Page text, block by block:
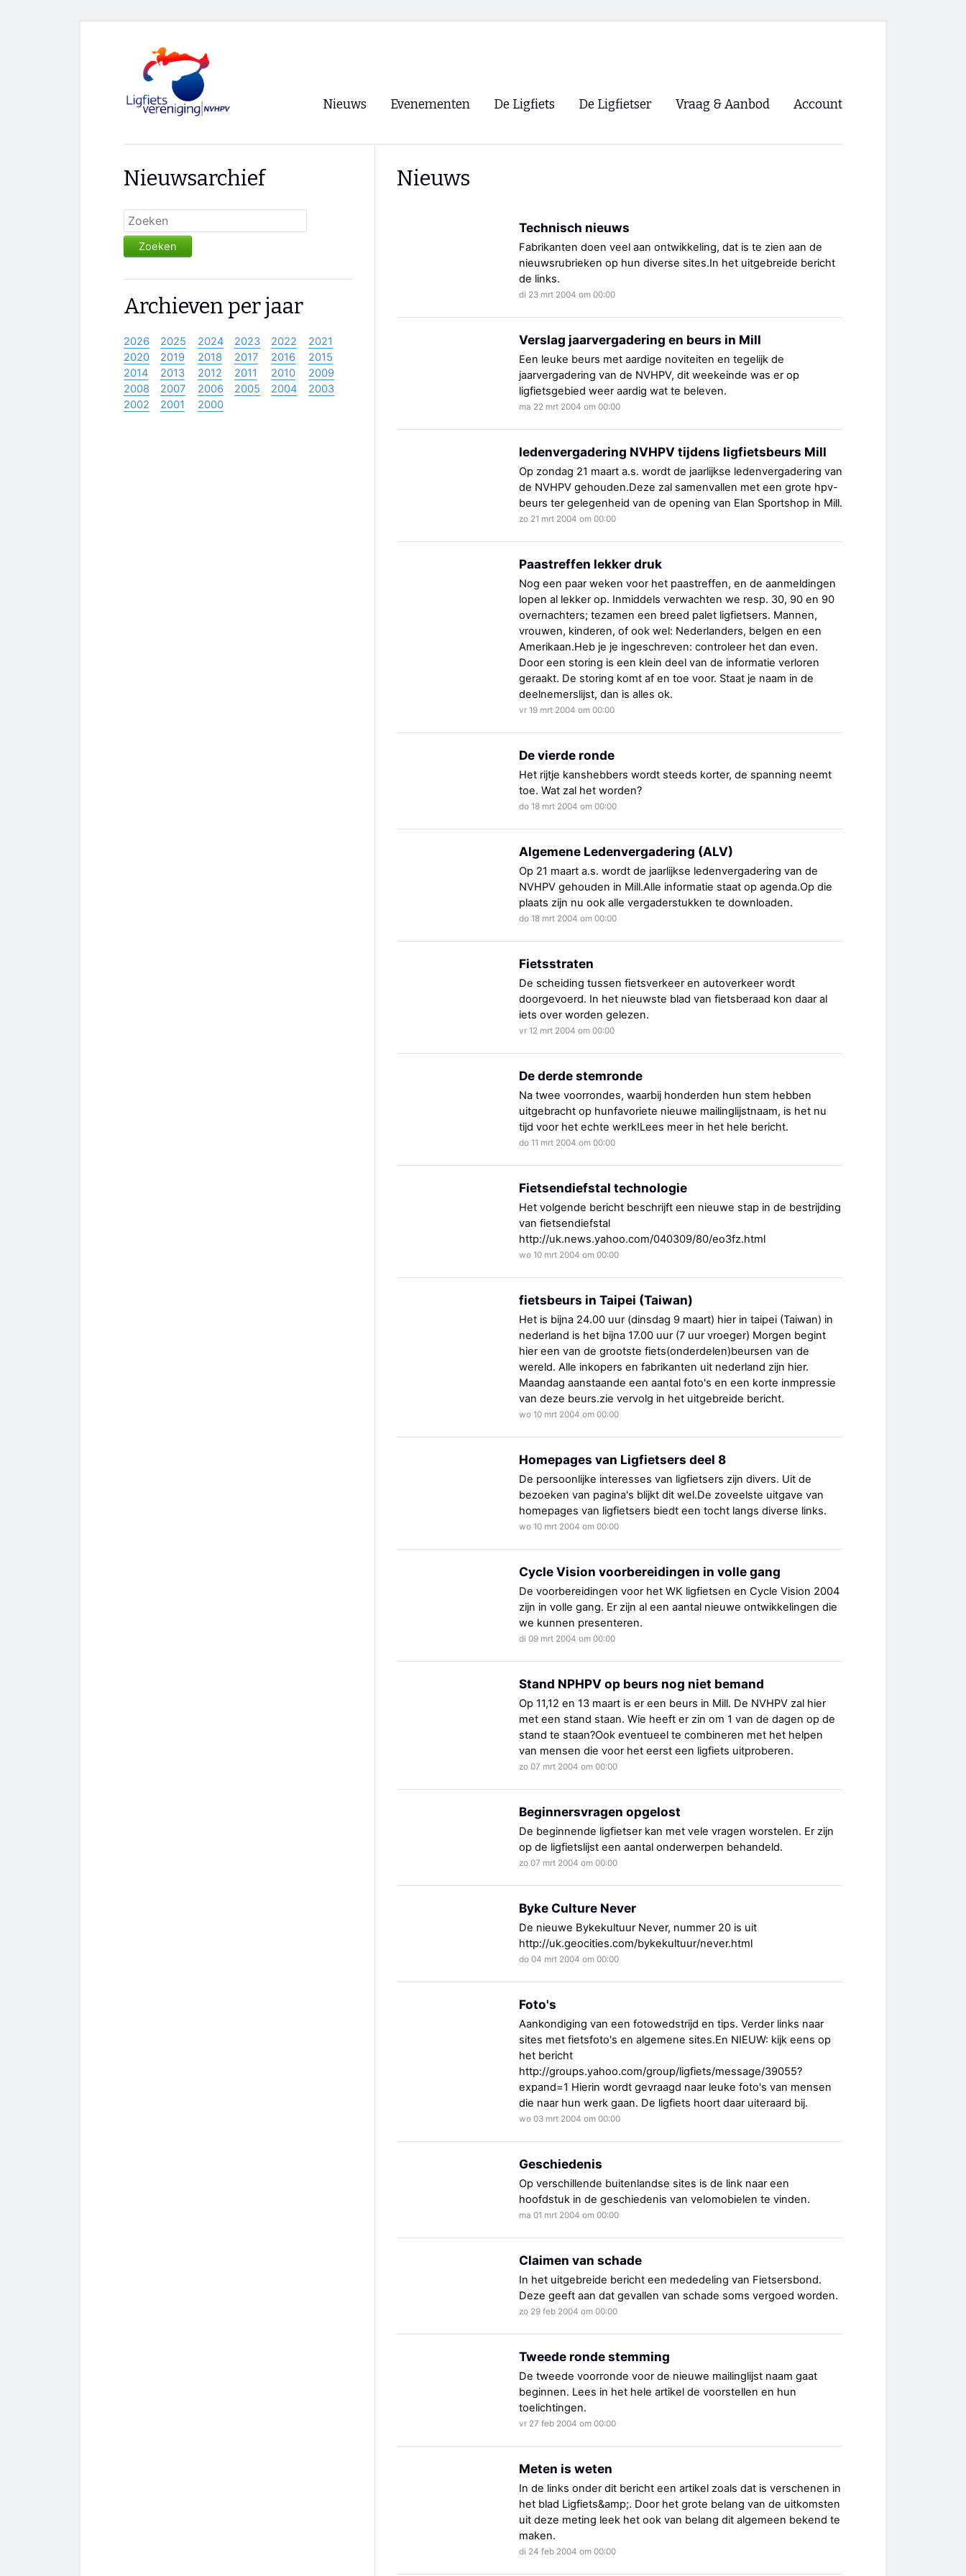
Nieuws Evenementen De Ligfiets De Ligfietser
Lokale Fietsverenigingen
Vraag & Aanbod Account
Nieuws
Technisch nieuws
Fabrikanten doen veel aan ontwikkeling, dat is te zien aan de
nieuwsrubrieken op hun diverse sites.In het uitgebreide bericht
de links.
di 23 mrt 2004 om 00:00
Verslag jaarvergadering en beurs in Mill
Een leuke beurs met aardige noviteiten en tegelijk de
jaarvergadering van de NVHPV, dit weekeinde was er op
ligfietsgebied weer aardig wat te beleven.
ma 22 mrt 2004 om 00:00
ledenvergadering NVHPV tijdens ligfietsbeurs Mill
Op zondag 21 maart a.s. wordt de jaarlijkse ledenvergadering van
de NVHPV gehouden.Deze zal samenvallen met een grote hpv-
beurs ter gelegenheid van de opening van Elan Sportshop in Mill.
zo 21 mrt 2004 om 00:00
Paastreffen lekker druk
Nog een paar weken voor het paastreffen, en de aanmeldingen
lopen al lekker op. Inmiddels verwachten we resp. 30, 90 en 90
overnachters; tezamen een breed palet ligfietsers. Mannen,
vrouwen, kinderen, of ook wel: Nederlanders, belgen en een
Amerikaan.Heb je je ingeschreven: controleer het dan even.
Door een storing is een klein deel van de informatie verloren
geraakt. De storing komt af en toe voor. Staat je naam in de
deelnemerslijst, dan is alles ok.
vr 19 mrt 2004 om 00:00
De vierde ronde
Het rijtje kanshebbers wordt steeds korter, de spanning neemt
toe. Wat zal het worden?
do 18 mrt 2004 om 00:00
Algemene Ledenvergadering (ALV)
Op 21 maart a.s. wordt de jaarlijkse ledenvergadering van de
NVHPV gehouden in Mill.Alle informatie staat op agenda.Op die
plaats zijn nu ook alle vergaderstukken te downloaden.
do 18 mrt 2004 om 00:00
Fietsstraten
De scheiding tussen fietsverkeer en autoverkeer wordt
doorgevoerd. In het nieuwste blad van fietsberaad kon daar al
iets over worden gelezen.
vr 12 mrt 2004 om 00:00
De derde stemronde
Na twee voorrondes, waarbij honderden hun stem hebben
uitgebracht op hunfavoriete nieuwe mailinglijstnaam, is het nu
tijd voor het echte werk!Lees meer in het hele bericht.
do 11 mrt 2004 om 00:00
Fietsendiefstal technologie
Het volgende bericht beschrijft een nieuwe stap in de bestrijding
van fietsendiefstal
http://uk.news.yahoo.com/040309/80/eo3fz.html
wo 10 mrt 2004 om 00:00
fietsbeurs in Taipei (Taiwan)
Het is bijna 24.00 uur (dinsdag 9 maart) hier in taipei (Taiwan) in
nederland is het bijna 17.00 uur (7 uur vroeger) Morgen begint
hier een van de grootste fiets(onderdelen)beursen van de
wereld. Alle inkopers en fabrikanten uit nederland zijn hier.
Maandag aanstaande een aantal foto's en een korte inmpressie
van deze beurs.zie vervolg in het uitgebreide bericht.
wo 10 mrt 2004 om 00:00
Homepages van Ligfietsers deel 8
De persoonlijke interesses van ligfietsers zijn divers. Uit de
bezoeken van pagina's blijkt dit wel.De zoveelste uitgave van
homepages van ligfietsers biedt een tocht langs diverse links.
wo 10 mrt 2004 om 00:00
Cycle Vision voorbereidingen in volle gang
De voorbereidingen voor het WK ligfietsen en Cycle Vision 2004
zijn in volle gang. Er zijn al een aantal nieuwe ontwikkelingen die
we kunnen presenteren.
di 09 mrt 2004 om 00:00
Stand NPHPV op beurs nog niet bemand
Op 11,12 en 13 maart is er een beurs in Mill. De NVHPV zal hier
met een stand staan. Wie heeft er zin om 1 van de dagen op de
stand te staan?Ook eventueel te combineren met het helpen
van mensen die voor het eerst een ligfiets uitproberen.
zo 07 mrt 2004 om 00:00
Beginnersvragen opgelost
De beginnende ligfietser kan met vele vragen worstelen. Er zijn
op de ligfietslijst een aantal onderwerpen behandeld.
zo 07 mrt 2004 om 00:00
Byke Culture Never
De nieuwe Bykekultuur Never, nummer 20 is uit
http://uk.geocities.com/bykekultuur/never.html
do 04 mrt 2004 om 00:00
Foto's
Aankondiging van een fotowedstrijd en tips. Verder links naar
sites met fietsfoto's en algemene sites.En NIEUW: kijk eens op
het bericht
http://groups.yahoo.com/group/ligfiets/message/39055?
expand=1 Hierin wordt gevraagd naar leuke foto's van mensen
die naar hun werk gaan. De ligfiets hoort daar uiteraard bij.
wo 03 mrt 2004 om 00:00
Geschiedenis
Op verschillende buitenlandse sites is de link naar een
hoofdstuk in de geschiedenis van velomobielen te vinden.
ma 01 mrt 2004 om 00:00
Claimen van schade
In het uitgebreide bericht een mededeling van Fietsersbond.
Deze geeft aan dat gevallen van schade soms vergoed worden.
zo 29 feb 2004 om 00:00
Tweede ronde stemming
De tweede voorronde voor de nieuwe mailinglijst naam gaat
beginnen. Lees in het hele artikel de voorstellen en hun
toelichtingen.
vr 27 feb 2004 om 00:00
Meten is weten
In de links onder dit bericht een artikel zoals dat is verschenen in
het blad Ligfiets&amp;. Door het grote belang van de uitkomsten
uit deze meting leek het ook van belang dit algemeen bekend te
maken.
di 24 feb 2004 om 00:00
Nieuwsarchief
Zoeken
Archieven per jaar
2026 2025 2024 2023 2022
2021
2020
2019 2018 2017 2016
2015
2014
2013 2012 2011 2010
2009
2008
2007 2006 2005 2004
2003
2002
2001 2000